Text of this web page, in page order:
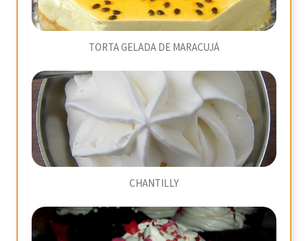
TORTA GELADA DE MARACUJÁ
CHANTILLY